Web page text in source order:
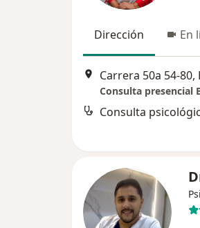
Dirección En
Carrera 50a 54-80,
Consulta presencial
Consulta